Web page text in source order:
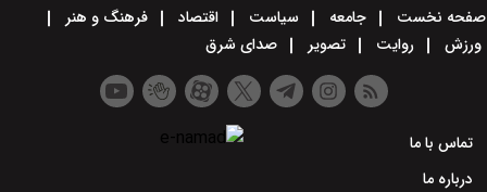
صفحه نخست جامعه سیاست اقتصاد
فرهنگ و هنر
ورزش
روایت تصویر صدای شرق
تماس با ما
درباره ما